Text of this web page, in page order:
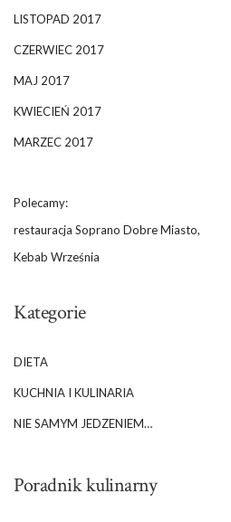
LISTOPAD 2017
CZERWIEC 2017
MAJ 2017
KWIECIEŃ 2017
MARZEC 2017
Polecamy:
restauracja Soprano Dobre Miasto,
Kebab Września
Kategorie
DIETA
KUCHNIA I KULINARIA
NIE SAMYM JEDZENIEM…
Poradnik kulinarny